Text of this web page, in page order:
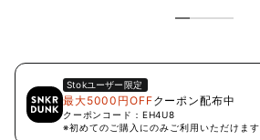
Stokユーザー限定
最大5000円OFFクーポン配布中
クーポンコード： EH4U8
※初めてのご購入にのみご利用いただけます